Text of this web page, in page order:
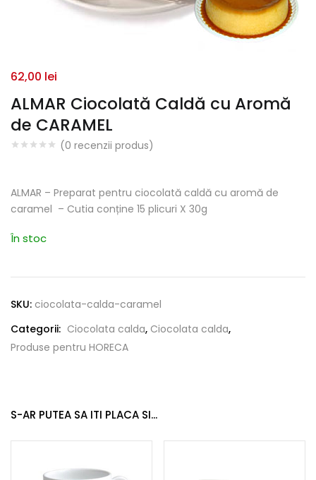
Lost password?
ALMAR Ciocolată Caldă cu Aromă
de CARAMEL
(0 recenzii produs)
62,00 lei
ALMAR – Preparat pentru ciocolată caldă cu aromă de
caramel – Cutia conține 15 plicuri X 30g
În stoc
SKU: ciocolata-calda-caramel
Categorii: Ciocolata calda, Ciocolata calda,
Produse pentru HORECA
S-AR PUTEA SA ITI PLACA SI...